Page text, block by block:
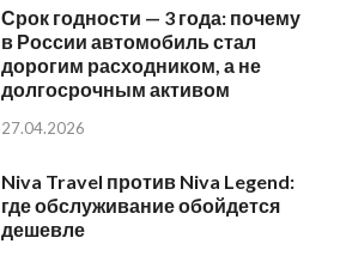
Срок годности — 3 года: почему
в России автомобиль стал
дорогим расходником, а не
долгосрочным активом
27.04.2026
Niva Travel против Niva Legend:
где обслуживание обойдется
дешевле